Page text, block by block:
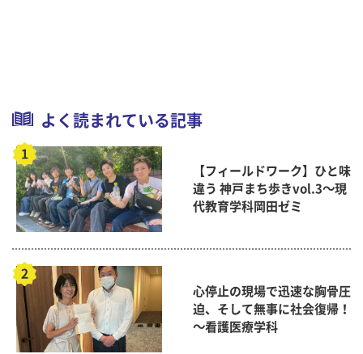
よく読まれている記事
【フィールドワーク】ひと味
違う 神戸まち歩きvol.3～現
代教育学科岡田ゼミ
心停止の現場で迅速な胸骨圧
迫、そして無事に社会復帰！
～看護医療学科